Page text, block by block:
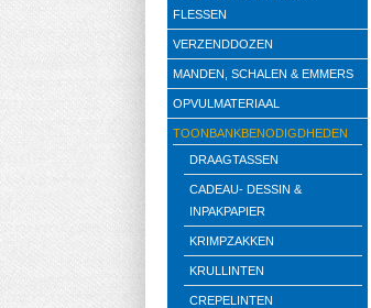
FLESSEN
VERZENDDOZEN
MANDEN, SCHALEN & EMMERS
OPVULMATERIAAL
TOONBANKBENODIGDHEDEN
DRAAGTASSEN
CADEAU- DESSIN &
INPAKPAPIER
KRIMPZAKKEN
KRULLINTEN
CREPELINTEN